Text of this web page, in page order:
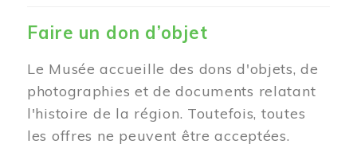
Faire un don d’objet
Le Musée accueille des dons d'objets, de
photographies et de documents relatant
l'histoire de la région. Toutefois, toutes
les offres ne peuvent être acceptées.